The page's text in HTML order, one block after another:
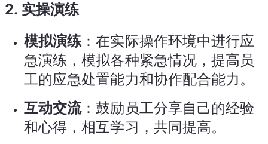
2. 实操演练
模拟演练 ：在实际操作环境中进行应
急演练，模拟各种紧急情况，提高员
工的应急处置能力和协作配合能力。
互动交流：鼓励员工分享自己的经验
和心得，相互学习，共同提高。